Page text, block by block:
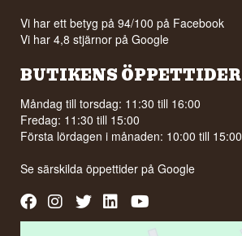
Vi har ett betyg på 94/100 på Facebook
Vi har 4,8 stjärnor på Google
BUTIKENS ÖPPETTIDER
Måndag till torsdag: 11:30 till 16:00
Fredag: 11:30 till 15:00
Första lördagen i månaden: 10:00 till 15:00
Se särskilda öppettider påGoogle